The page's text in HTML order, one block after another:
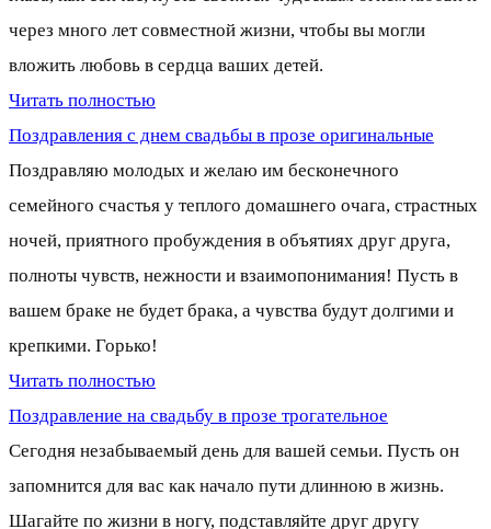
через много лет совместной жизни, чтобы вы могли
вложить любовь в сердца ваших детей.
Читать полностью
Поздравления с днем свадьбы в прозе оригинальные
Поздравляю молодых и желаю им бесконечного
семейного счастья у теплого домашнего очага, страстных
ночей, приятного пробуждения в объятиях друг друга,
полноты чувств, нежности и взаимопонимания! Пусть в
вашем браке не будет брака, а чувства будут долгими и
крепкими. Горько!
Читать полностью
Поздравление на свадьбу в прозе трогательное
Сегодня незабываемый день для вашей семьи. Пусть он
запомнится для вас как начало пути длинною в жизнь.
Шагайте по жизни в ногу, подставляйте друг другу